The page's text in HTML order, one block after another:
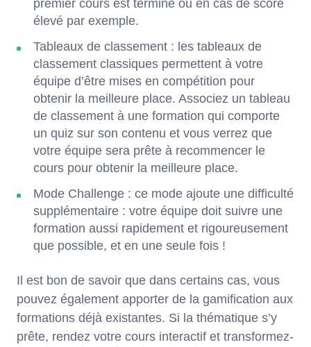
premier cours est terminé ou en cas de score
élevé par exemple.
Tableaux de classement : les tableaux de
classement classiques permettent à votre
équipe d’être mises en compétition pour
obtenir la meilleure place. Associez un tableau
de classement à une formation qui comporte
un quiz sur son contenu et vous verrez que
votre équipe sera prête à recommencer le
cours pour obtenir la meilleure place.
Mode Challenge : ce mode ajoute une difficulté
supplémentaire : votre équipe doit suivre une
formation aussi rapidement et rigoureusement
que possible, et en une seule fois !
Il est bon de savoir que dans certains cas, vous
pouvez également apporter de la gamification aux
formations déjà existantes. Si la thématique s’y
prête, rendez votre cours interactif et transformez-